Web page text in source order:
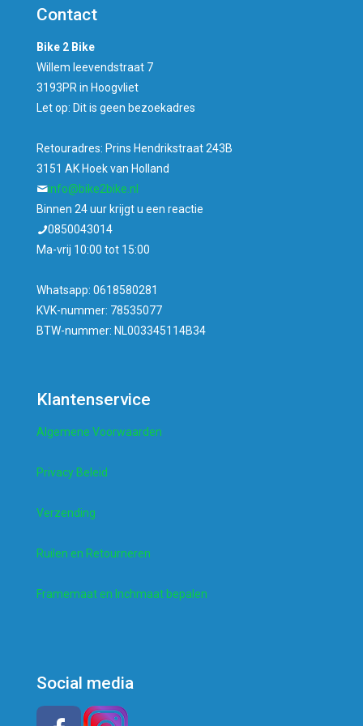
Contact
Bike 2 Bike
Willem leevendstraat 7
3193PR in Hoogvliet
Let op: Dit is geen bezoekadres
Retouradres: Prins Hendrikstraat 243B
3151 AK Hoek van Holland
info@bike2bike.nl
Binnen 24 uur krijgt u een reactie
0850043014
Ma-vrij 10:00 tot 15:00
Whatsapp: 0618580281
KVK-nummer: 78535077
BTW-nummer: NL003345114B34
Klantenservice
Algemene Voorwaarden
Privacy Beleid
Verzending
Ruilen en Retourneren
Framemaat en Inchmaat bepalen
Social media